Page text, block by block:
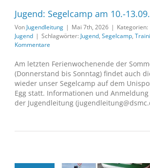
Jugend: Segelcamp am 10.-
Von Jugendleitung | Mai 7th, 2026 | Kategorien:
Jugend | Schlagwörter: Jugend, Segelcamp,
Kommentare
Am letzten Ferienwochenende der
(Donnerstand bis Sonntag) findet auch
wieder unser Segelcamp auf dem
Egg statt. Informationen und
der Jugendleitung